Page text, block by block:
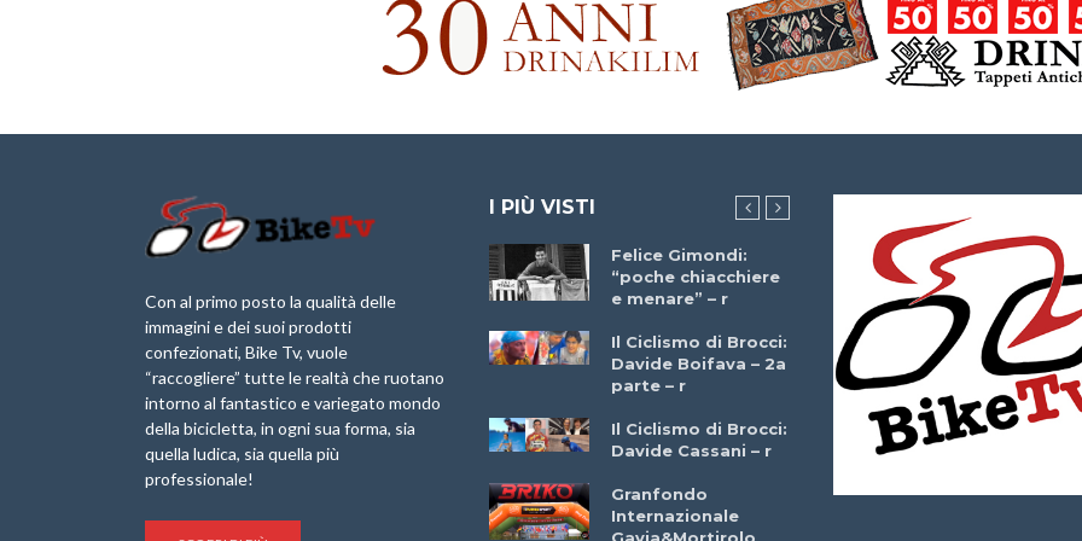
Con al primo posto la qualità delle
immagini e dei suoi prodotti
confezionati, Bike Tv, vuole
“raccogliere” tutte le realtà che ruotano
intorno al fantastico e variegato mondo
della bicicletta, in ogni sua forma, sia
quella ludica, sia quella più
professionale!
I PIÙ VISTI
Briko Torino – 11
Maggio 2025 – r
Minerva Edizioni e
Giancarlo Brocci
per “Bartali l’Ultimo
Marathon 2025”
IX Ed. “Tra
Borghi&Castelli” –
Anteprima
1a Edizione
Granfondo
Felice Gimondi:
“poche chiacchiere
e menare” – r
Il Ciclismo di Brocci:
Davide Boifava – 2a
parte – r
Il Ciclismo di Brocci:
Davide Cassani – r
Granfondo
Internazionale
Brocci Incontra
Giuseppe Martinelli
– r
Che cos’è il
triathlon? Con
Simone Diamantini
– r
Marzo 2025 –